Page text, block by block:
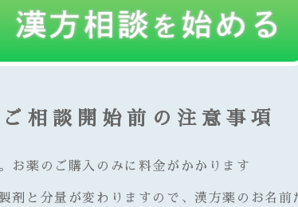
ご相談開始前の注意事項
お薬のご購入のみに料金がかかります
剤と分量が変わりますので、漢方薬のお名前